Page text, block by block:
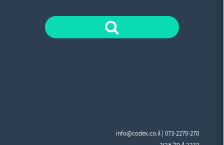
info@codex.co.il |073-2270-270